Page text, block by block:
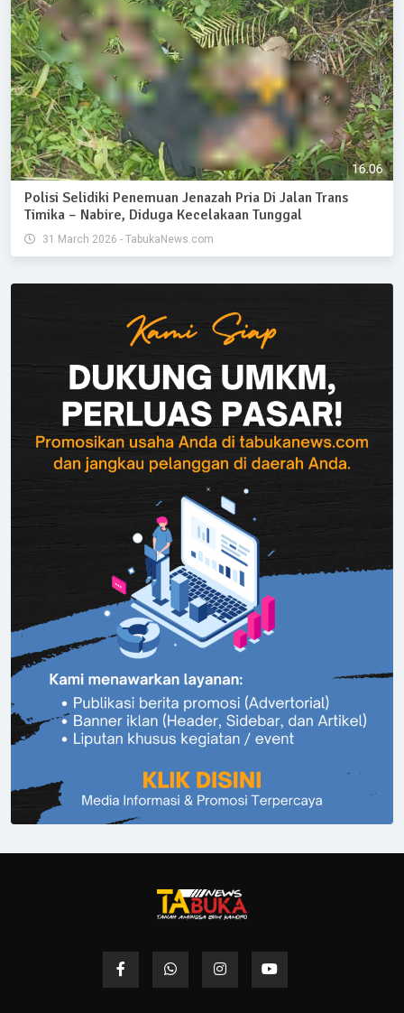
Polisi Selidiki Penemuan Jenazah Pria Di Jalan Trans
Timika – Nabire, Diduga Kecelakaan Tunggal
31 March 2026 - TabukaNews.com